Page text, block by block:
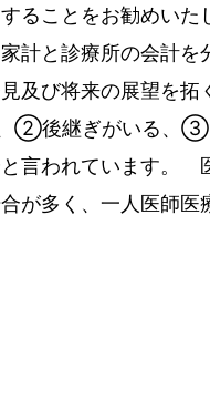
ることをお勧めい
計と診療所の会計を
及び将来の展望を拓
後継ぎがいる、③
言われています。
が多く、一人医師医